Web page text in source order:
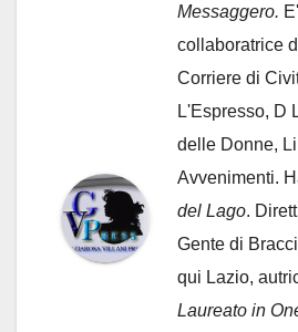
Messaggero.
collaboratrice
Corriere di
L'Espresso, D
delle Donne,
Avvenimenti.
del Lago.
Gente di
qui Lazio,
Laureato in